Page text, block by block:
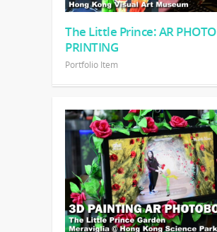
The Little Prince: AR PHOTO
PRINTING
Portfolio Item